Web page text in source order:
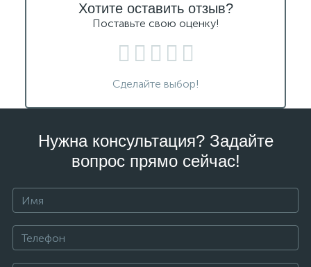
Хотите оставить отзыв?
Поставьте свою оценку!
Сделайте выбор!
Нужна консультация? Задайте
вопрос прямо сейчас!